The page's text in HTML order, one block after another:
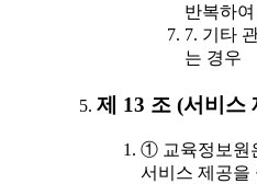
반복하
7. 기타
는 경우
제 13 조 (서비스
① 교육정보원
서비스 제공을